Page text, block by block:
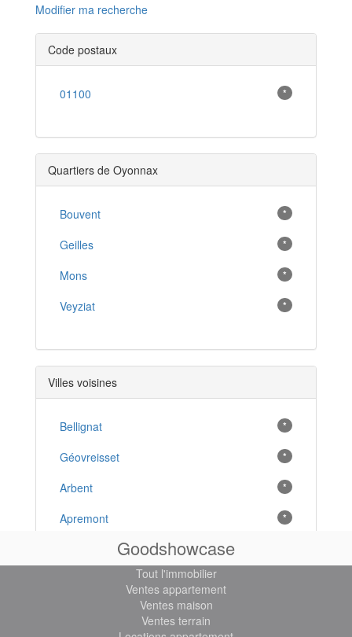
Modifier ma recherche
Code postaux
01100 *
Quartiers de Oyonnax
Bouvent *
Geilles *
Mons *
Veyziat *
Villes voisines
Bellignat *
Géovreisset *
Arbent *
Apremont *
Goodshowcase
Tout l'immobilier
Ventes appartement
Ventes maison
Ventes terrain